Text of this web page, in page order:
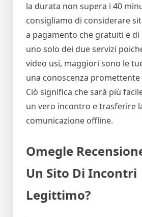
la durata non supera i 40
consigliamo di considerare
a pagamento che gratuiti e
uno solo dei due servizi
video usi, maggiori sono le
una conoscenza promettente
Ciò significa che sarà più
un vero incontro e trasferire
comunicazione offline.
Omegle
Un Sito Di Incontri
Legittimo?